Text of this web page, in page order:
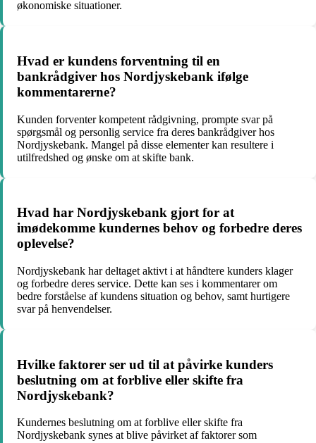
økonomiske situationer.
Hvad er kundens forventning til en
bankrådgiver hos Nordjyskebank ifølge
kommentarerne?
Kunden forventer kompetent rådgivning, prompte svar på
spørgsmål og personlig service fra deres bankrådgiver hos
Nordjyskebank. Mangel på disse elementer kan resultere i
utilfredshed og ønske om at skifte bank.
Hvad har Nordjyskebank gjort for at
imødekomme kundernes behov og forbedre deres
oplevelse?
Nordjyskebank har deltaget aktivt i at håndtere kunders klager
og forbedre deres service. Dette kan ses i kommentarer om
bedre forståelse af kundens situation og behov, samt hurtigere
svar på henvendelser.
Hvilke faktorer ser ud til at påvirke kunders
beslutning om at forblive eller skifte fra
Nordjyskebank?
Kundernes beslutning om at forblive eller skifte fra
Nordjyskebank synes at blive påvirket af faktorer som